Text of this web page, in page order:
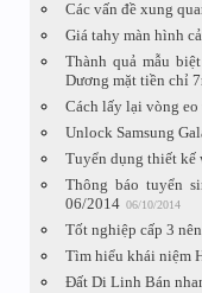
Các vấn đề xung
Giá tahy màn hình
Thành quả mẫu
Dương mặt tiền chỉ
Cách lấy lại vòng
Unlock Samsung
Tuyển dụng thiết kế
Thông báo tuyển
06/2014 06/10/2014
Tốt nghiệp cấp 3
Tìm hiểu khái niệm
Đất Di Linh Bán